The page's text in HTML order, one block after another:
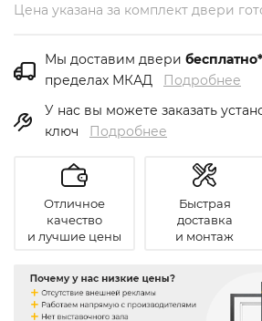
Цена указана за комплект двери
Мы доставим двери бесплатно*
пределах МКАД Подробнее
У нас вы можете заказать
ключ Подробнее
Отличное
качество
и лучшие цены
Быстрая
доставка
и монтаж